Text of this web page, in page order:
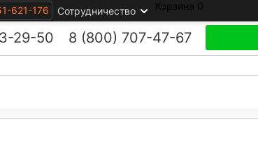
621-176 Сотрудничество Корзина 0
29-50 8 (800) 707-47-67